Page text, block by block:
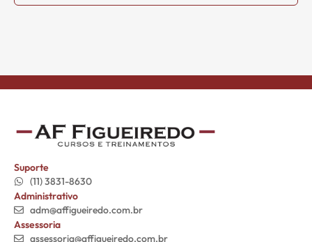
Suporte
(11) 3831-8630
Administrativo
adm@affigueiredo.com.br
Assessoria
assessoria@affigueiredo.com.br